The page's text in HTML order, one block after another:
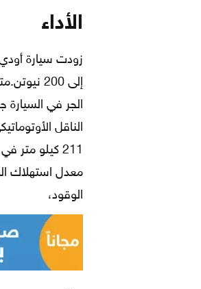
الأداء
الجر في
الناقل
الوقود،